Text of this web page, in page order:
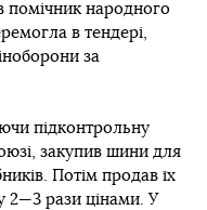
помічник народного
в тендері,
за
підконтрольну
закупив шини для
Потім продав їх
2—3 рази цінами. У